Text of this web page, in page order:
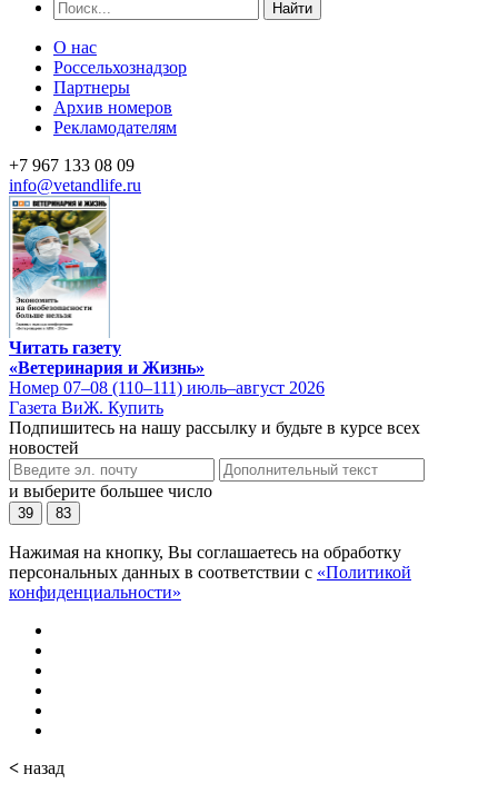
Найти
О нас
Россельхознадзор
Партнеры
Архив номеров
Рекламодателям
+7 967 133 08 09
info@vetandlife.ru
Читать газету
«Ветеринария и Жизнь»
Номер 07–08 (110–111) июль–август 2026
Газета ВиЖ. Купить
Подпишитесь на нашу рассылку и будьте в курсе всех
новостей
и выберите большее число
39 83
Нажимая на кнопку, Вы соглашаетесь на обработку
персональных данных в соответствии с «Политикой
конфиденциальности»
< назад